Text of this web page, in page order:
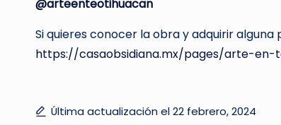
@arteenteotihuacan
Si quieres conocer la obra y adquirir alguna
https://casaobsidiana.mx/pages/arte-en-
Última actualización el 22 febrero, 2024